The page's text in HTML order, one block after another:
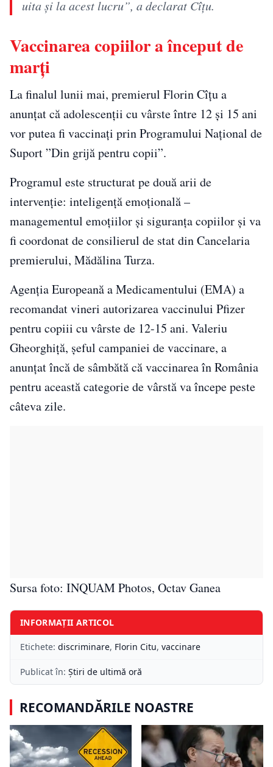
uita și la acest lucru”, a declarat Cîțu.
Vaccinarea copiilor a început de
marți
La finalul lunii mai, premierul Florin Cîțu a
anunțat că adolescenții cu vârste între 12 și 15 ani
vor putea fi vaccinați prin Programului Naţional de
Suport ”Din grijă pentru copii”.
Programul este structurat pe două arii de
intervenţie: inteligenţă emoţională –
managementul emoţiilor şi siguranţa copiilor şi va
fi coordonat de consilierul de stat din Cancelaria
premierului, Mădălina Turza.
Agenţia Europeană a Medicamentului (EMA) a
recomandat vineri autorizarea vaccinului Pfizer
pentru copiii cu vârste de 12-15 ani. Valeriu
Gheorghiță, șeful campaniei de vaccinare, a
anunțat încă de sâmbătă că vaccinarea în România
pentru această categorie de vârstă va începe peste
câteva zile.
Sursa foto: INQUAM Photos, Octav Ganea
INFORMAȚII ARTICOL
Etichete: discriminare, Florin Citu, vaccinare
Publicat în: Știri de ultimă oră
RECOMANDĂRILE NOASTRE